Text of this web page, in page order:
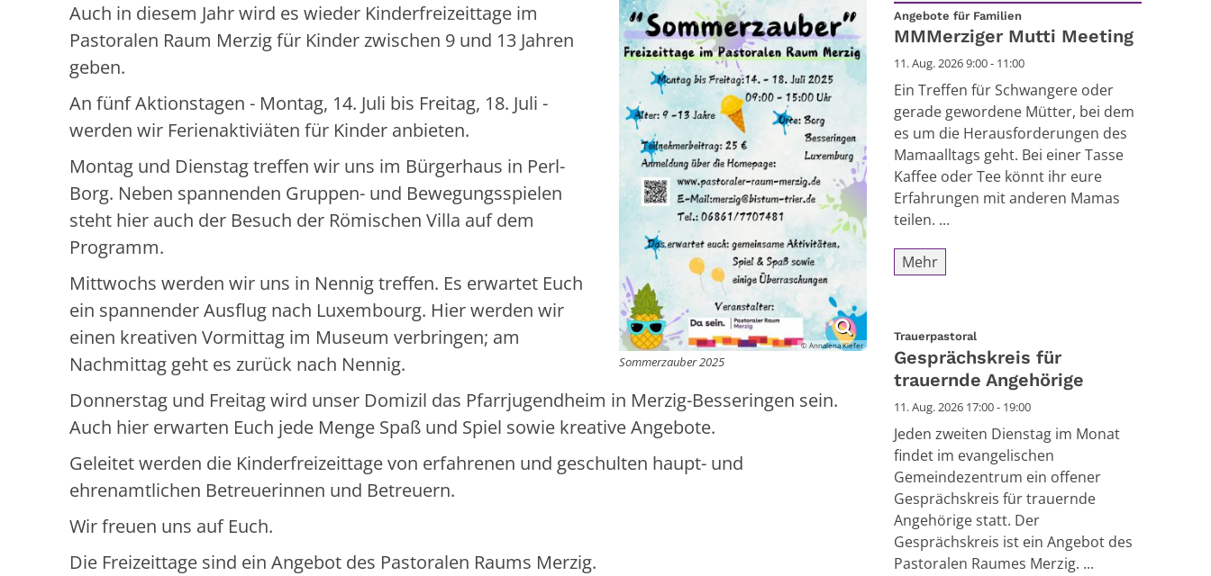
© Annalena Kiefer
Sommerzauber 2025
Auch in diesem Jahr wird es wieder Kinderfreizeittage im
Pastoralen Raum Merzig für Kinder zwischen 9 und 13 Jahren
geben.
An fünf Aktionstagen - Montag, 14. Juli bis Freitag, 18. Juli -
werden wir Ferienaktiviäten für Kinder anbieten.
Montag und Dienstag treffen wir uns im Bürgerhaus in Perl-
Borg. Neben spannenden Gruppen- und Bewegungsspielen
steht hier auch der Besuch der Römischen Villa auf dem
Programm.
Mittwochs werden wir uns in Nennig treffen. Es erwartet Euch
ein spannender Ausflug nach Luxembourg. Hier werden wir
einen kreativen Vormittag im Museum verbringen; am
Nachmittag geht es zurück nach Nennig.
Donnerstag und Freitag wird unser Domizil das Pfarrjugendheim in Merzig-Besseringen sein.
Auch hier erwarten Euch jede Menge Spaß und Spiel sowie kreative Angebote.
Geleitet werden die Kinderfreizeittage von erfahrenen und geschulten haupt- und
ehrenamtlichen Betreuerinnen und Betreuern.
Wir freuen uns auf Euch.
Die Freizeittage sind ein Angebot des Pastoralen Raums Merzig.
Datum: 11. August 2026
Angebote für Familien:
MMMerziger Mutti Meeting
11. Aug. 2026 9:00 - 11:00
Ein Treffen für Schwangere oder
gerade gewordene Mütter, bei dem
es um die Herausforderungen des
Mamaalltags geht. Bei einer Tasse
Kaffee oder Tee könnt ihr eure
Erfahrungen mit anderen Mamas
teilen. ...
Mehr
Trauerpastoral:
Gesprächskreis für
trauernde Angehörige
11. Aug. 2026 17:00 - 19:00
Jeden zweiten Dienstag im Monat
findet im evangelischen
Gemeindezentrum ein offener
Gesprächskreis für trauernde
Angehörige statt. Der
Gesprächskreis ist ein Angebot des
Pastoralen Raumes Merzig. ...